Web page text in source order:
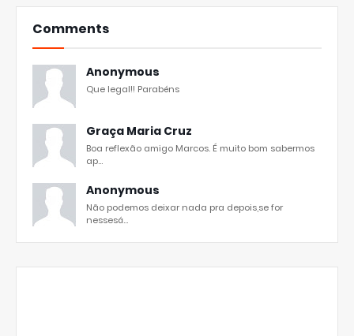
Comments
Anonymous
Que legal!! Parabéns
Graça Maria Cruz
Boa reflexão amigo Marcos. É muito bom sabermos
ap...
Anonymous
Não podemos deixar nada pra depois,se for
nessesá...